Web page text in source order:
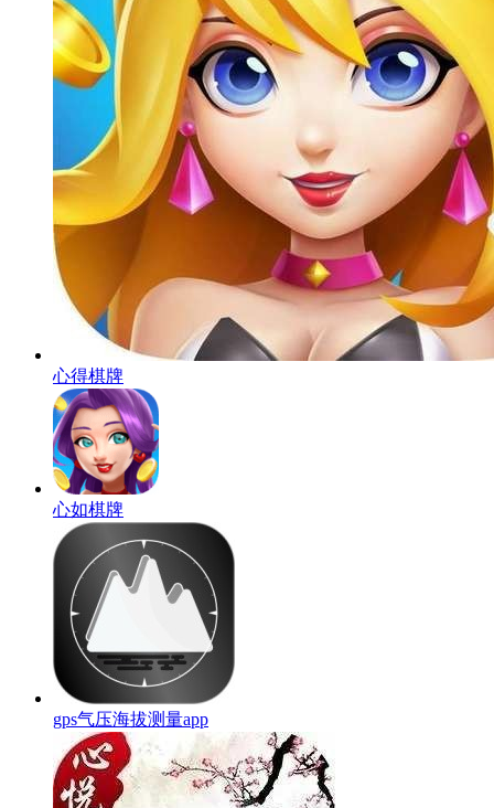
心得棋牌
心如棋牌
gps气压海拔测量app